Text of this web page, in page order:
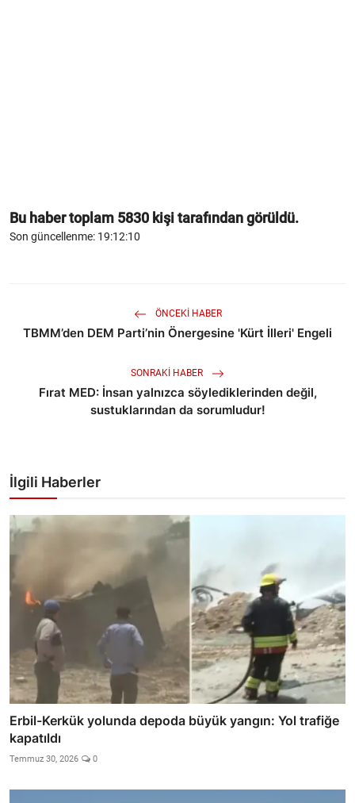
Bu haber toplam 5830 kişi tarafından görüldü.
Son güncellenme: 19:12:10
ÖNCEKI HABER
TBMM’den DEM Parti’nin Önergesine 'Kürt İlleri' Engeli
SONRAKI HABER
Fırat MED: İnsan yalnızca söylediklerinden değil,
sustuklarından da sorumludur!
İlgili Haberler
Erbil-Kerkük yolunda depoda büyük yangın: Yol trafiğe
kapatıldı
Temmuz 30, 2026 0